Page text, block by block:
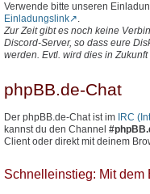
Verwende bitte unseren
Einladungslink
.
Zur Zeit gibt es noch keine
Discord-Server, so dass eure
werden. Evtl. wird dies in
phpBB.de-Chat
Der phpBB.de-Chat ist im IRC
kannst du den Channel
Client oder direkt mit deinem
Schnelleinstieg: Mit dem